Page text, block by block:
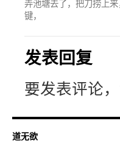
弄池塘去了，把刀捞上
键，
发表回复
要发表评论
道无欲